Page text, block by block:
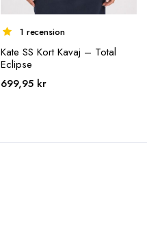
1 recension
Kate SS Kort Kavaj – Total
Eclipse
699,95 kr